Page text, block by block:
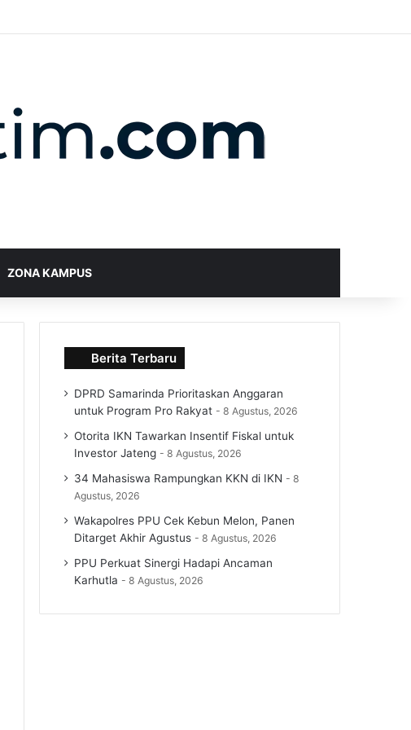
ZONA KAMPUS
Berita Terbaru
DPRD Samarinda Prioritaskan Anggaran
untuk Program Pro Rakyat
8 Agustus, 2026
Otorita IKN Tawarkan Insentif Fiskal untuk
Investor Jateng
8 Agustus, 2026
34 Mahasiswa Rampungkan KKN di IKN
8
Agustus, 2026
Wakapolres PPU Cek Kebun Melon, Panen
Ditarget Akhir Agustus
8 Agustus, 2026
PPU Perkuat Sinergi Hadapi Ancaman
Karhutla
8 Agustus, 2026